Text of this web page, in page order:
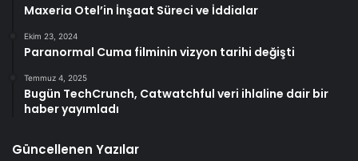
Maxeria Otel’in İnşaat Süreci ve İddialar
Ekim 23, 2024
Paranormal Cuma filminin vizyon tarihi değişti
Temmuz 4, 2025
Bugün TechCrunch, Catwatchful veri ihlaline dair bir
haber yayımladı
Güncellenen Yazılar